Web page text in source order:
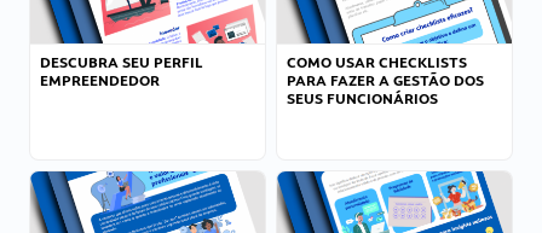
DESCUBRA SEU PERFIL
EMPREENDEDOR
COMO USAR CHECKLISTS
PARA FAZER A GESTÃO DOS
SEUS FUNCIONÁRIOS